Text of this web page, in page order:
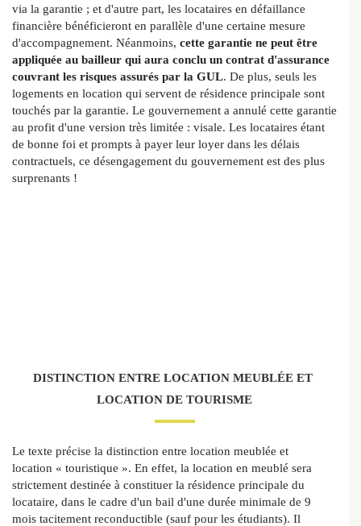
via la garantie ; et d'autre part, les locataires en défaillance
financière bénéficieront en parallèle d'une certaine mesure
d'accompagnement. Néanmoins, cette garantie ne peut être
appliquée au bailleur qui aura conclu un contrat d'assurance
couvrant les risques assurés par la GUL. De plus, seuls les
logements en location qui servent de résidence principale sont
touchés par la garantie. Le gouvernement a annulé cette garantie
au profit d'une version très limitée : visale. Les locataires étant
de bonne foi et prompts à payer leur loyer dans les délais
contractuels, ce désengagement du gouvernement est des plus
surprenants !
DISTINCTION ENTRE LOCATION MEUBLÉE ET
LOCATION DE TOURISME
Le texte précise la distinction entre location meublée et
location « touristique ». En effet, la location en meublé sera
strictement destinée à constituer la résidence principale du
locataire, dans le cadre d'un bail d'une durée minimale de 9
mois tacitement reconductible (sauf pour les étudiants). Il